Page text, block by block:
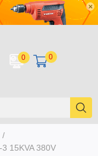
0 0
/
15KVA 380V